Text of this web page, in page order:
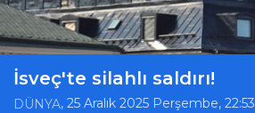
İsveç'te silahlı saldırı!
DÜNYA, 25 Aralık 2025 Perşembe, 22:53